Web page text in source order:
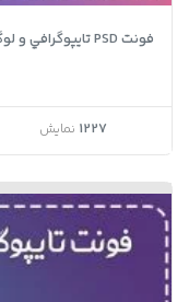
فونت PSD تايپوگرافي و لوگوتايپ ترنج
1227 نمایش